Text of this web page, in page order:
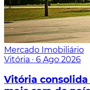
Mercado Imobiliário
Vitória · 6 Ago 2026
Vitória